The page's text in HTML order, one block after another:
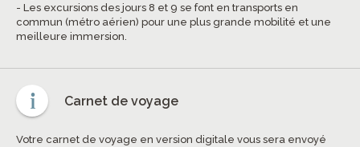
- Les excursions des jours 8 et 9 se font en transports en
commun (métro aérien) pour une plus grande mobilité et une
meilleure immersion.
Carnet de voyage
Votre carnet de voyage en version digitale vous sera envoyé